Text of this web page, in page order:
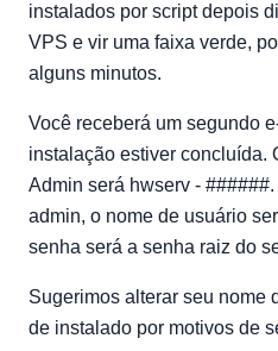
instalados por script depois
VPS e vir uma faixa verde,
alguns minutos.
Você receberá um segundo
instalação estiver concluída.
Admin será hwserv -
admin, o nome de usuário
senha será a senha raiz do
Sugerimos alterar seu nome
de instalado por motivos de